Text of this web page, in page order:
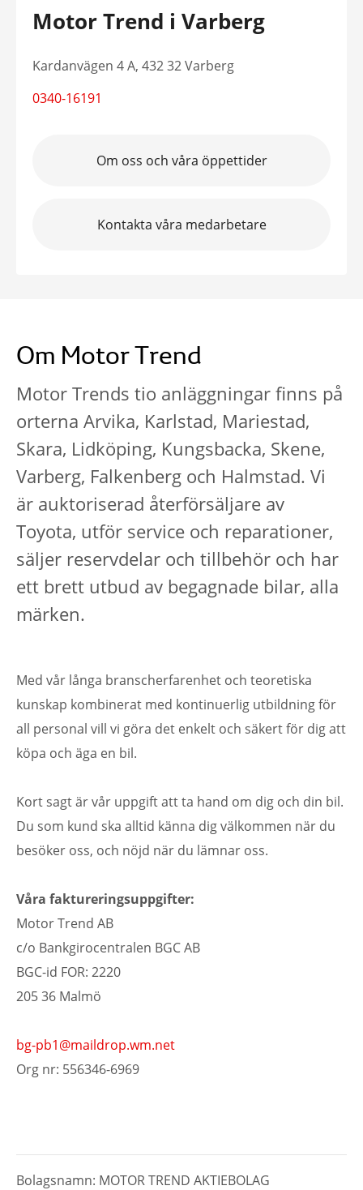
Motor Trend i Varberg
Kardanvägen 4 A, 432 32 Varberg
0340-16191
Om oss och våra öppettider
Kontakta våra medarbetare
Om Motor Trend
Motor Trends tio anläggningar finns på
orterna Arvika, Karlstad, Mariestad,
Skara, Lidköping, Kungsbacka, Skene,
Varberg, Falkenberg och Halmstad. Vi
är auktoriserad återförsäljare av
Toyota, utför service och reparationer,
säljer reservdelar och tillbehör och har
ett brett utbud av begagnade bilar, alla
märken.
Med vår långa branscherfarenhet och teoretiska
kunskap kombinerat med kontinuerlig utbildning för
all personal vill vi göra det enkelt och säkert för dig att
köpa och äga en bil.
Kort sagt är vår uppgift att ta hand om dig och din bil.
Du som kund ska alltid känna dig välkommen när du
besöker oss, och nöjd när du lämnar oss.
Våra faktureringsuppgifter:
Motor Trend AB
c/o Bankgirocentralen BGC AB
BGC-id FOR: 2220
205 36 Malmö
bg-pb1@maildrop.wm.net
Org nr: 556346-6969
Bolagsnamn: MOTOR TREND AKTIEBOLAG